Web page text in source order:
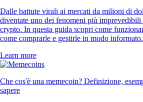
Dalle battute virali ai mercati da milioni di
diventate uno dei fenomeni più imprevedibili
crypto. In questa guida scopri come
come comprarle e gestirle in modo informato.
Learn more
Che cos'è una memecoin? Definizione,
sapere